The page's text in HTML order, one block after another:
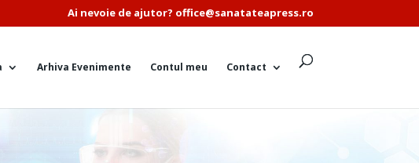
Ai nevoie de ajutor? office@sanatateapress.ro
Arhiva Evenimente Contul meu Contact